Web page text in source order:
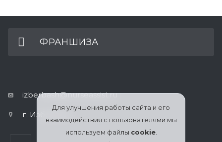
ФРАНШИЗА
izberbash@nurseassist.ru
г. Избербаш
Для улучшения работы сайта и его
взаимодействия с пользователями мы
используем файлы cookie.